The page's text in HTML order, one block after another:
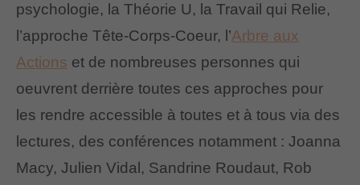
psychologie, la Théorie U, la Travail qui Relie,
l’approche Tête-Corps-Coeur, l’Arbre aux
Actions et de nombreuses personnes qui
oeuvrent derrière toutes ces approches pour
les rendre accessible à toutes et à tous via des
lectures, des conférences notamment : Joanna
Macy, Julien Vidal, Sandrine Roudaut, Rob